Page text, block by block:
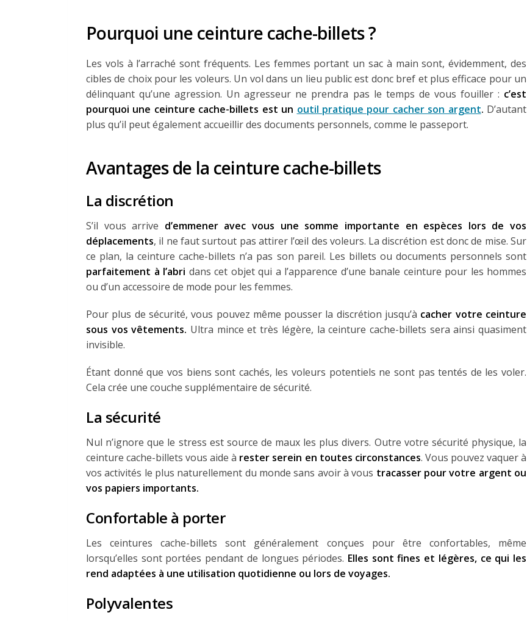
Pourquoi une ceinture cache-billets ?
Les vols à l’arraché sont fréquents. Les femmes portant un sac à main sont, évidemment, des
cibles de choix pour les voleurs. Un vol dans un lieu public est donc bref et plus efficace pour un
délinquant qu’une agression. Un agresseur ne prendra pas le temps de vous fouiller : c’est
pourquoi une ceinture cache-billets est un outil pratique pour cacher son argent. D’autant
plus qu’il peut également accueillir des documents personnels, comme le passeport.
Avantages de la ceinture cache-billets
La discrétion
S’il vous arrive d’emmener avec vous une somme importante en espèces lors de vos
déplacements, il ne faut surtout pas attirer l’œil des voleurs. La discrétion est donc de mise. Sur
ce plan, la ceinture cache-billets n’a pas son pareil. Les billets ou documents personnels sont
parfaitement à l’abri dans cet objet qui a l’apparence d’une banale ceinture pour les hommes
ou d’un accessoire de mode pour les femmes.
Pour plus de sécurité, vous pouvez même pousser la discrétion jusqu’à cacher votre ceinture
sous vos vêtements. Ultra mince et très légère, la ceinture cache-billets sera ainsi quasiment
invisible.
Étant donné que vos biens sont cachés, les voleurs potentiels ne sont pas tentés de les voler.
Cela crée une couche supplémentaire de sécurité.
La sécurité
Nul n’ignore que le stress est source de maux les plus divers. Outre votre sécurité physique, la
ceinture cache-billets vous aide à rester serein en toutes circonstances. Vous pouvez vaquer à
vos activités le plus naturellement du monde sans avoir à vous tracasser pour votre argent ou
vos papiers importants.
Confortable à porter
Les ceintures cache-billets sont généralement conçues pour être confortables, même
lorsqu’elles sont portées pendant de longues périodes. Elles sont fines et légères, ce qui les
rend adaptées à une utilisation quotidienne ou lors de voyages.
Polyvalentes